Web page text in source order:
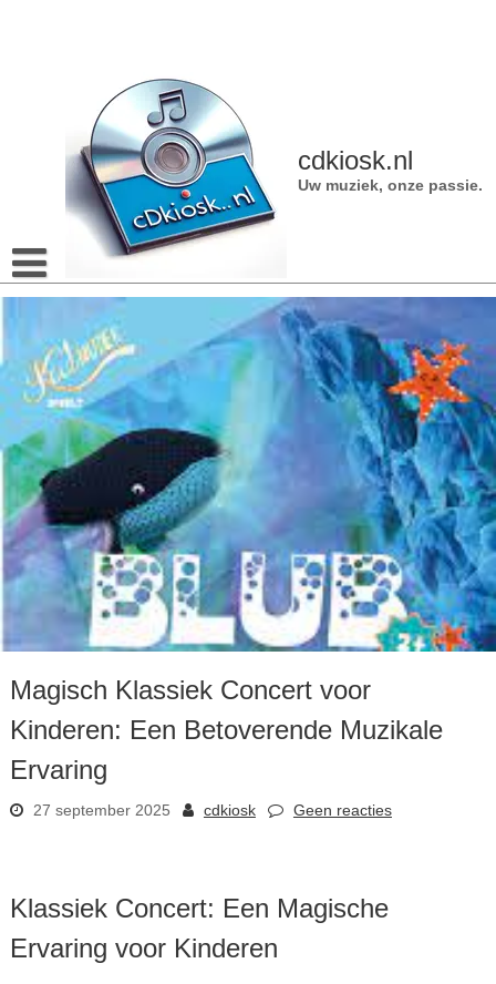
cdkiosk.nl
Uw muziek, onze passie.
Magisch Klassiek Concert voor
Kinderen: Een Betoverende Muzikale
Ervaring
27 september 2025 cdkiosk Geen reacties
Klassiek Concert: Een Magische
Ervaring voor Kinderen